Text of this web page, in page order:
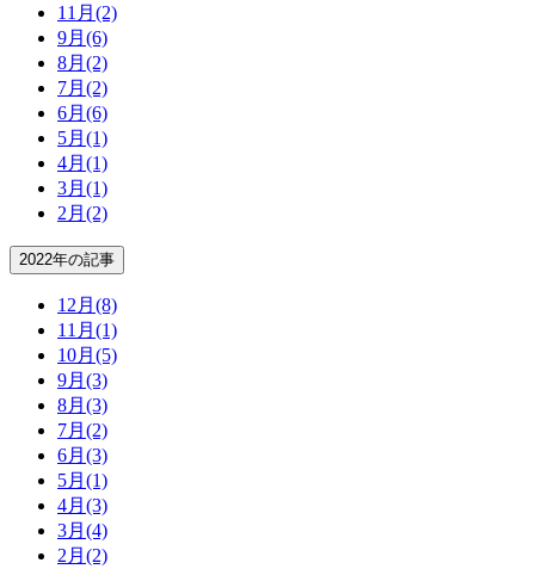
11月 (2)
9月 (6)
8月 (2)
7月 (2)
6月 (6)
5月 (1)
4月 (1)
3月 (1)
2月 (2)
2022年の記事
12月 (8)
11月 (1)
10月 (5)
9月 (3)
8月 (3)
7月 (2)
6月 (3)
5月 (1)
4月 (3)
3月 (4)
2月 (2)